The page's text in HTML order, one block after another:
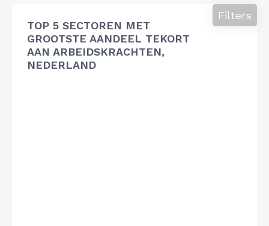
TOP 5 SECTOREN MET
GROOTSTE AANDEEL TEKORT
AAN ARBEIDSKRACHTEN,
NEDERLAND
Filters